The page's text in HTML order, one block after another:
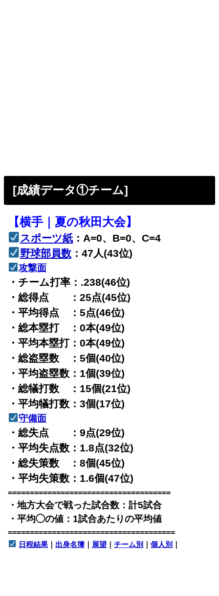
[成績データ①チーム]
【横手｜夏の秋田大会】
スポーツ紙：A=0、B=0、C=4
野球部員数：47人(43位)
攻撃面
・チーム打率：.238(46位)
・総得点 ：25点(45位)
・平均得点 ：5点(46位)
・総本塁打 ：0本(49位)
・平均本塁打：0本(49位)
・総盗塁数 ：5個(40位)
・平均盗塁数：1個(39位)
・総犠打数 ：15個(21位)
・平均犠打数：3個(17位)
守備面
・総失点 ：9点(29位)
・平均失点数：1.8点(32位)
・総失策数 ：8個(45位)
・平均失策数：1.6個(47位)
=====================================
・地方大会で戦った試合数：計5試合
・平均◯の値：1試合あたりの平均値
======================================
日程結果 ｜ 出身名簿 ｜ 展望 ｜チーム別 ｜個人別 ｜